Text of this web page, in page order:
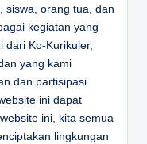
siswa, orang tua, dan
kegiatan yang
dari Ko-Kurikuler,
yang kami
dan partisipasi
ini dapat
ini, kita semua
lingkungan